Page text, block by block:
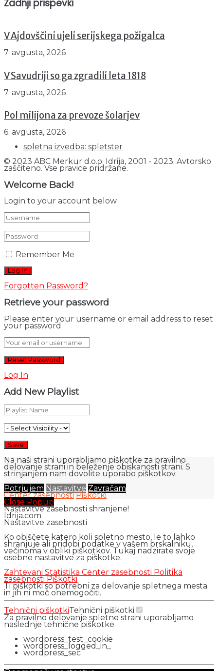
Zadnji prispevki
V Ajdovščini ujeli serijskega požigalca
7. avgusta, 2026
V Savudriji so ga zgradili leta 1818
7. avgusta, 2026
Pol milijona za prevoze šolarjev
6. avgusta, 2026
spletna izvedba: spletster
© 2023 ABC Merkur d.o.o. Idrija, 2001 - 2023. Avtorsko
zaščiteno. Vse pravice pridržane.
Welcome Back!
Login to your account below
Remember Me
Forgotten Password?
Retrieve your password
Please enter your username or email address to reset
your password.
Log In
Add New Playlist
Na naši strani uporabljamo piškotke za pravilno
delovanje strani in beleženje obiskanosti strani. S
strinjanjem nam dovolite uporabo piškotkov.
Potrjujem Nastavitve Zavračam
Center zasebnosti Piškotki
Close Popup
Nastavitve zasebnosti shranjene!
Idrija.com
Nastavitve zasebnosti
Ko obiščete katero koli spletno mesto, le to lahko
shranjuje ali pridobi podatke v vašem brskalniku,
večinoma v obliki piškotkov. Tukaj nadzirate svoje
osebne nastavitve za piškotke.
Zahtevani Statistika Center zasebnosti Politika
zasebnosti Piškotki
Ti piškotki so potrebni za delovanje spletnega mesta
in jih ni moč onemogočiti.
Tehnični piškotkiTehnični piškotki
Za pravilno delovanje spletne strani uporabljamo
naslednje tehnične piškotke
wordpress_test_cookie
wordpress_logged_in_
wordpress_sec